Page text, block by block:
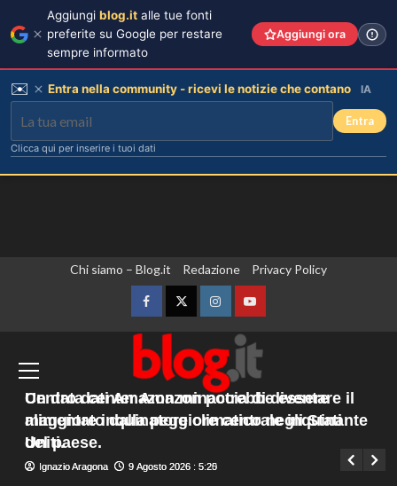
Chi siamo – Blog.it Redazione Privacy Policy
FacebookTwitterInstagramYouTube
Menu
principale
Zelensky “Abbiamo accordi con gli Usa
per una fornitura mensile di missili.
Sono sufficienti? No”
Giuseppe Recca 9 Agosto 2026 : 1:40
Un data center Amazon potrebbe essere
alimentato dalla peggiore centrale inquinante
del paese.
Ignazio Aragona 9 Agosto 2026 : 5:25
Centro dati Amazon minaccia di diventare il
maggiore inquinatore climatico negli Stati
Uniti.
Ignazio Aragona 9 Agosto 2026 : 5:20
Rosanna Siino di Uomini e Donne:
sfogo contro gli haters dopo la foto
con Giovanni.
Irina Shayk svela la sua estate tra
natura e animali: bikini mozzafiato e
scatti incredibili.
Piano di Harry e Meghan per
Aggiungi blog.it alle tue fonti
preferite su Google per restare
sempre informato
Aggiungi ora
✉️ Entra nella community - ricevi le notizie che contano IA
Entra
Clicca qui per inserire i tuoi dati